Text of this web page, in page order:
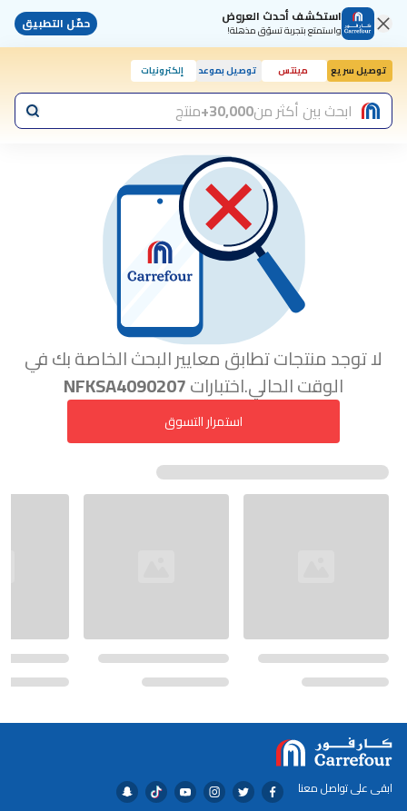
استكشف أحدث العروض
واستمتع بتجربة تسوّق مذهلة! حمّل التطبيق
توصيل سريع مينتس توصيل بموعد إلكترونيات
ابحث بين أكثر من30,000+ منتج
لا توجد منتجات تطابق معايير البحث الخاصة بك في
الوقت الحالي.اختباراتNFKSA4090207
استمرار التسوق
ابقى على تواصل معنا